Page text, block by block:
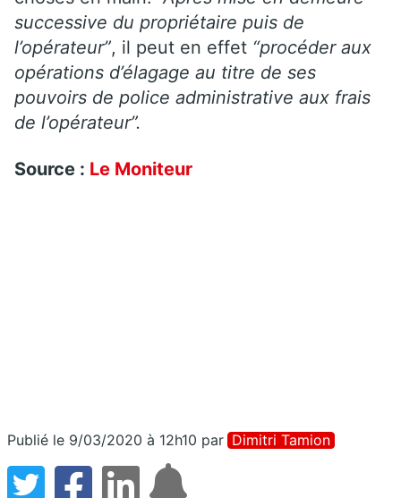
successive du propriétaire puis de
l’opérateur”, il peut en effet “procéder aux
opérations d’élagage au titre de ses
pouvoirs de police administrative aux frais
de l’opérateur”.
Source : Le Moniteur
Publié le 9/03/2020 à 12h10 par Dimitri Tamion